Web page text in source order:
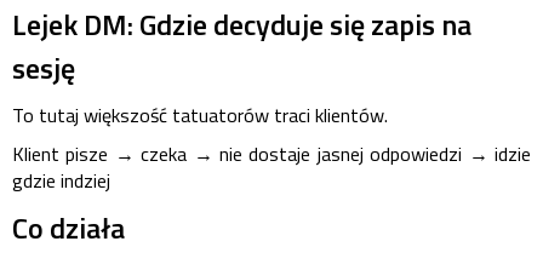
Lejek DM: Gdzie decyduje się zapis na
sesję
To tutaj większość tatuatorów traci klientów.
Klient pisze → czeka → nie dostaje jasnej odpowiedzi → idzie
gdzie indziej
Co działa